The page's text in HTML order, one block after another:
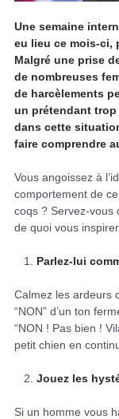
Une semaine
eu lieu ce mois-ci,
Malgré une prise
de nombreuses
de harcèlements
un prétendant
dans cette
faire comprendre
Vous angoissez à
comportement de
coqs ? Servez-vous
de quoi vous
Parlez-lui
Calmez les ardeurs
“NON” d’un ton
“NON ! Pas bien !
petit chien en
Jouez les
Si un homme vous